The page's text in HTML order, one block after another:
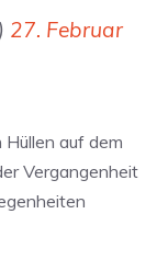
27. Februar
auf dem
Vergangenheit